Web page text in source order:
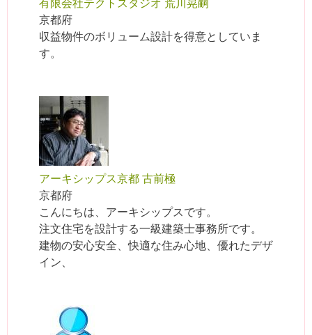
京都府
収益物件のボリューム設計を得意としていま
す。
アーキシップス京都 古前極
京都府
こんにちは、アーキシップスです。
注文住宅を設計する一級建築士事務所です。
建物の安心安全、快適な住み心地、優れたデザ
イン、